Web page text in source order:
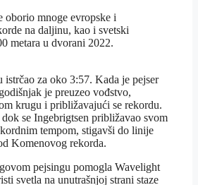
oborio mnoge evropske i
na daljinu, kao i svetski
metara u dvorani 2022.
istrčao za oko 3:57. Kada je pejser
je preuzeo vođstvo,
krugu i približavajući se rekordu.
se Ingebrigtsen približavao svom
tempom, stigavši do linije
Komenovog rekorda.
pejsingu pomogla Wavelight
svetla na unutrašnjoj strani staze